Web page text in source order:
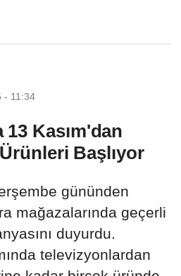
- 11:34
Kasım'dan
Başlıyor
gününden
mağazalarında geçerli
duyurdu.
televizyonlardan